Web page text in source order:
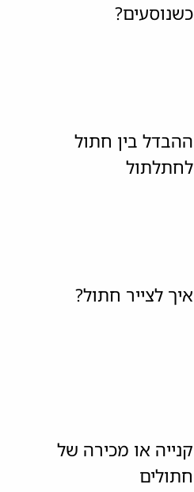
כשנוסעים?
ההבדל בין חתול
לחתלתול
איך לצייר חתול?
קנייה או מכירה של
חתולים